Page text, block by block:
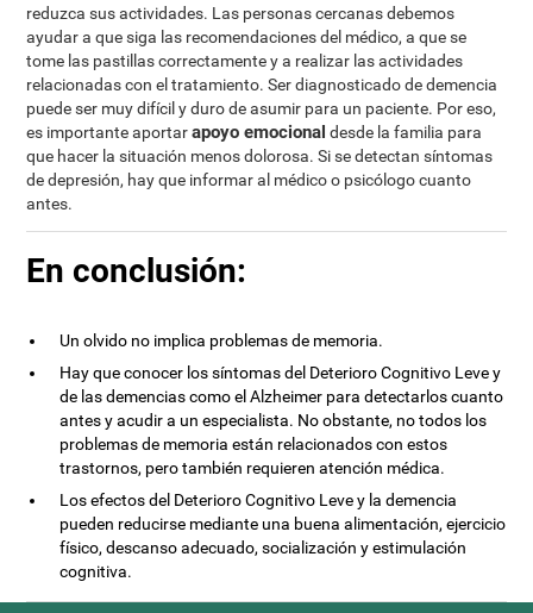
reduzca sus actividades. Las personas cercanas debemos
ayudar a que siga las recomendaciones del médico, a que se
tome las pastillas correctamente y a realizar las actividades
relacionadas con el tratamiento. Ser diagnosticado de demencia
puede ser muy difícil y duro de asumir para un paciente. Por eso,
es importante aportarapoyo emocional desde la familia para
que hacer la situación menos dolorosa. Si se detectan síntomas
de depresión, hay que informar al médico o psicólogo cuanto
antes.
En conclusión:
Un olvido no implica problemas de memoria.
Hay que conocer los síntomas del Deterioro Cognitivo Leve y
de las demencias como el Alzheimer para detectarlos cuanto
antes y acudir a un especialista. No obstante, no todos los
problemas de memoria están relacionados con estos
trastornos, pero también requieren atención médica.
Los efectos del Deterioro Cognitivo Leve y la demencia
pueden reducirse mediante una buena alimentación, ejercicio
físico, descanso adecuado, socialización y estimulación
cognitiva.